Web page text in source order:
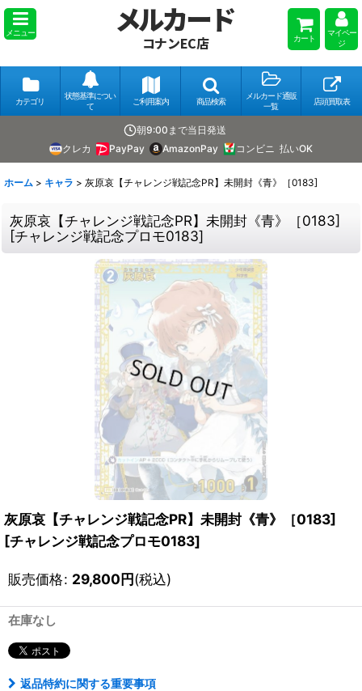
メニュー メルカード
コナンEC店 カート
マイペー
ジ
カテゴリ
状態基準につい
て
ご利用案内 商品検索
メルカード通販
一覧
店頭買取表
朝9:00まで当日発送
クレカ
PayPay AmazonPay コンビニ 払いOK
ホーム > キャラ > 灰原哀【チャレンジ戦記念PR】未開封《青》［0183]
灰原哀【チャレンジ戦記念PR】未開封《青》［0183]
[チャレンジ戦記念プロモ0183]
灰原哀【チャレンジ戦記念PR】未開封《青》［0183]
[チャレンジ戦記念プロモ0183]
販売価格: 29,800円(税込)
在庫なし
返品特約に関する重要事項